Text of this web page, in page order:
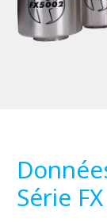
Série FX